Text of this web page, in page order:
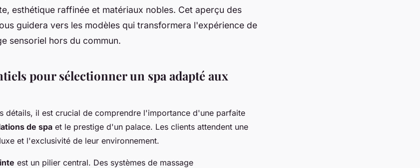
esthétique raffinée et matériaux nobles. Cet aperçu des
guidera vers les modèles qui transformera l'expérience de
sensoriel hors du commun.
pour sélectionner un spa adapté aux
détails, il est crucial de comprendre l'importance d'une parfaite
de spa et le prestige d'un palace. Les clients attendent une
et l'exclusivité de leur environnement.
est un pilier central. Des systèmes de massage